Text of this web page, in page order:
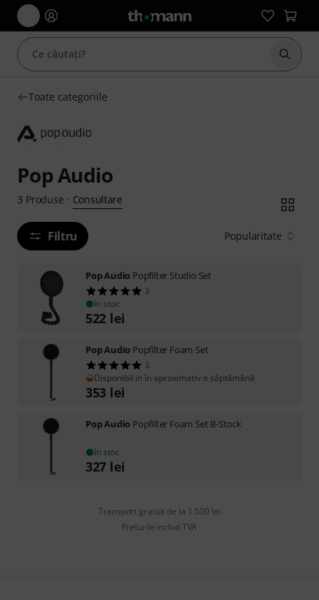
Toate categoriile
Pop Audio
3 Produse · Consultare
Filtru Popularitate
Pop Audio Popfilter Studio Set
2
în stoc
522 lei
Pop Audio Popfilter Foam Set
2
Disponibil in în aproximativ o săptămână
353 lei
Pop Audio Popfilter Foam Set B-Stock
în stoc
327 lei
Transport gratuit de la 1.500 lei
Preturile includ TVA